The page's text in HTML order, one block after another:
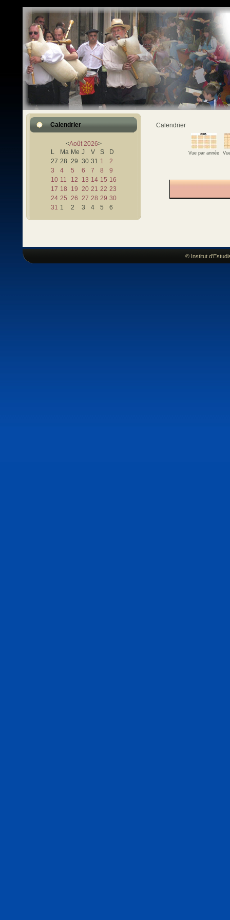
Calendrier
<Août 2026>
L
Ma Me J V S
D
27 28 29 30 31 1
2
3
4 5 6 7 8
9
10 11 12 13 14 15 16
17 18 19 20 21 22 23
24 25 26 27 28 29 30
31 1 2 3 4 5 6
Calendrier
Vue par année
© Institut